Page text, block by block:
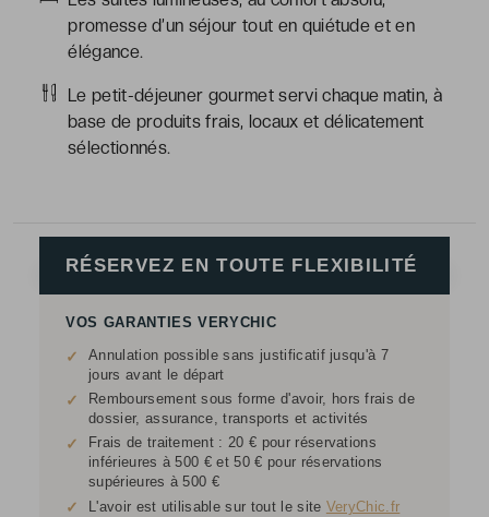
promesse d’un séjour tout en quiétude et en
élégance.
Le petit-déjeuner gourmet servi chaque matin, à
base de produits frais, locaux et délicatement
sélectionnés.
RÉSERVEZ EN TOUTE FLEXIBILITÉ
VOS GARANTIES VERYCHIC
✓
Annulation possible sans justificatif jusqu'à 7
jours avant le départ
✓
Remboursement sous forme d'avoir, hors frais de
dossier, assurance, transports et activités
✓
Frais de traitement : 20 € pour réservations
inférieures à 500 € et 50 € pour réservations
supérieures à 500 €
✓ L'avoir est utilisable sur tout le site VeryChic.fr